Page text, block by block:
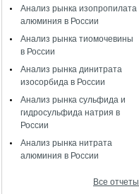
Анализ рынка изопропилата
алюминия в России
Анализ рынка тиомочевины
в России
Анализ рынка динитрата
изосорбида в России
Анализ рынка сульфида и
гидросульфида натрия в
России
Анализ рынка нитрата
алюминия в России
Все отчеты